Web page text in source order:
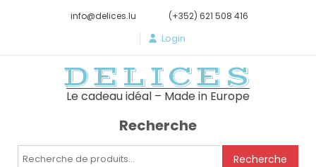
info@delices.lu (+352) 621 508 416
Login
DELICES
Le cadeau idéal – Made in Europe
Recherche
Recherche
Recherche